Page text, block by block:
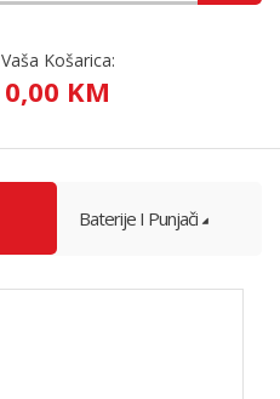
Vaša Košarica:
0,00 KM
Baterije I Punjači